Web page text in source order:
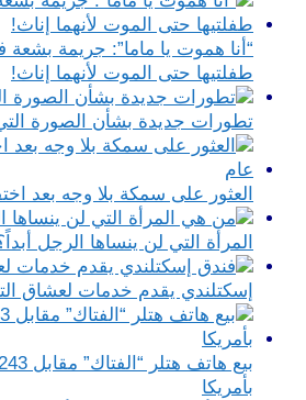
“أنا هموت يا ماما”: جريمة
طفلتيها حتى الموت لأنهما إناث!
تطورات جديدة بشأن الصورة
العثور على سمكة بلا وجه بعد
المرأة التي لن ينساها الرجل
إسكتلندي يقدم خدمات لعشاق
بأمريكا